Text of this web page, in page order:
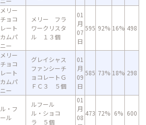
メリー
チョコ
レート
カムパ
ニー
メリー フラ
ワークリスタ
ル １３個
01
月
07
日
595 92% 16% 498
メリー
チョコ
レート
カムパ
ニー
グレイシャス
ファンシーチ
ョコレートＧ
ＦＣ３ ５個
01
月
09
日
585 73% 18% 298
ル・フ
ール
ルフール
ル・ショコ
ラ ５個
01
月
08
473 72% 6% 600